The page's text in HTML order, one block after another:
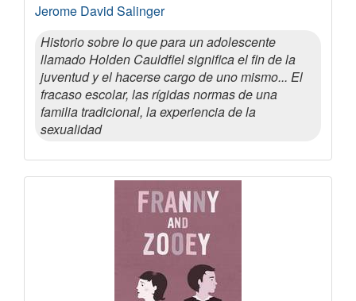
Jerome David Salinger
Historio sobre lo que para un adolescente
llamado Holden Cauldfiel significa el fin de la
juventud y el hacerse cargo de uno mismo... El
fracaso escolar, las rígidas normas de una
familia tradicional, la experiencia de la
sexualidad